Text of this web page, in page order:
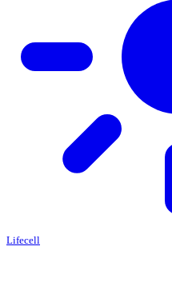
Lifecell